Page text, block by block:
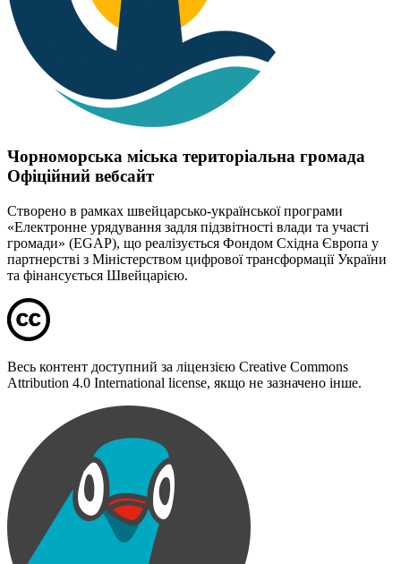
Чорноморська міська територіальна громада
Офіційний вебсайт
Створено в рамках швейцарсько-української програми
«Електронне урядування задля підзвітності влади та участі
громади» (EGAP), що реалізується Фондом Східна Європа у
партнерстві з Міністерством цифрової трансформації України
та фінансується Швейцарією.
Весь контент доступний за ліцензією Creative Commons
Attribution 4.0 International license, якщо не зазначено інше.